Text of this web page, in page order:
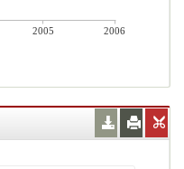
2005
2006